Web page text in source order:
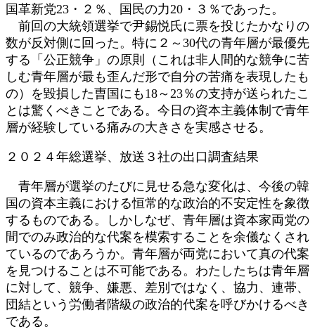
国革新党23・２％、国民の力20・３％であった。
前回の大統領選挙で尹錫悦氏に票を投じたかなりの
数が反対側に回った。特に２～30代の青年層が最優先
する「公正競争」の原則（これは非人間的な競争に苦
しむ青年層が最も歪んだ形で自分の苦痛を表現したも
の）を毀損した曺国にも18～23％の支持が送られたこ
とは驚くべきことである。今日の資本主義体制で青年
層が経験している痛みの大きさを実感させる。
２０２４年総選挙、放送３社の出口調査結果
青年層が選挙のたびに見せる急な変化は、今後の韓
国の資本主義における恒常的な政治的不安定性を象徴
するものである。しかしなぜ、青年層は資本家両党の
間でのみ政治的な代案を模索することを余儀なくされ
ているのであろうか。青年層が両党において真の代案
を見つけることは不可能である。わたしたちは青年層
に対して、競争、嫌悪、差別ではなく、協力、連帯、
団結という労働者階級の政治的代案を呼びかけるべき
である。